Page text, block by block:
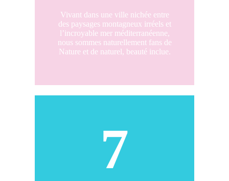
Vivant dans une ville nichée entre
des paysages montagneux irréels et
l’incroyable mer méditerranéenne,
nous sommes naturellement fans de
Nature et de naturel, beauté inclue.
7